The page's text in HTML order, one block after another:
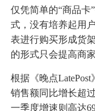
仅凭简单的“商品卡
式，没有培养起用
表进行购买形成货
的形式只会提高商
根据《晚点
销售额同比增长超
一季度增速则高达